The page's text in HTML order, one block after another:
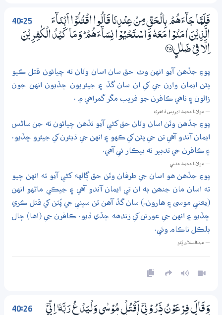
40:25
فَلَمَّا جَاۗءَهُمْ بِالْـحَقِّ مِنْ عِنْدِنَا قَالُوا اقْتُلُوْٓا اَبْنَاۗءَ
الَّذِيْنَ اٰمَنُوْا مَعَهٗ وَاسْتَحْيُوْا نِسَاۗءَهُمْ ۭ وَمَا كَيْدُ الْكٰفِرِيْنَ
اِلَّا فِيْ ضَلٰلٍ ؀25
پوءِ جڏهن آيو انهن وٽ حق سان اسان وٽان ته چيائون قتل ڪيو
پٽن ايمان وارن جي کي ان سان گڏ ۽ جيئريون ڇڏيون انهن جون
زالون ۽ ناهي ڪافرن جو فريب مگر گمراهي ۾ .
— مولانا محمد ادريس ڏاھري
پوءِ جڏهن وٽن اسان وٽان حق کڻي آيو تڏهن چيائون ته جن ساڻس
ايمان آندو آهي تن جي پٽن کي ڪهو ۽ انهن جي ڌيئرن کي جيئرو ڇڏيو.
۽ ڪافرن جي تدبير ته بيڪار ئي آهي.
— مولانا محمد مدني
پوءِ جڏهن هو اسان جي طرفان وٽن حق ڳالهه کڻي آيو ته انهن چيو
ته اسان مان جنھن به ان تي ايمان آندو آهي ۽ جيڪي ماڻهو انهن
(يعني موسى ۽ هارون ؐ) سان گڏ آهن تن سڀني جي پُٽن کي قتل ڪري
ڇڏيو ۽ انهن جي عورتن کي زندهه ڇڏي ڏيو. ڪافرن جي (اها) چال
بلڪل ناڪام وئي.
— عبدالسلام ڀُٽو
40:26
وَقَالَ فِرْعَوْنُ ذَرُوْنِيْٓ اَقْتُلْ مُوْسٰى وَلْيَدْعُ رَبَّهٗ ۚ اِنِّىْٓ